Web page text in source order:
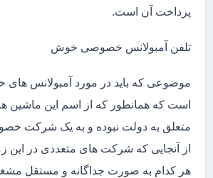
پرداخت آن است.
تلفن آمبولانس خصوصی خوش
موضوعی که باید در مورد آمبولانس های
است که همانطور که از اسم این ماشین
متعلق به دولت نبوده و به یک شرکت
از آنجایی که شرکت های متعددی در این
هر کدام به صورت جداگانه و مستقل